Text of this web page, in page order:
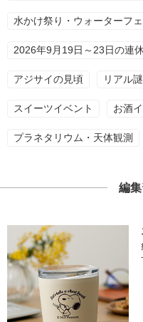
水かけ祭り・ウォーターフ
2026年9月19日～23日の連
アジサイの見頃 リアル
スイーツイベント お酒
プラネタリウム・天体観測
編